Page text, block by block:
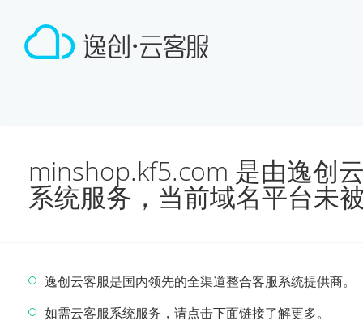
minshop.kf5.com 是由逸创
系统服务，当前域名平台未
逸创云客服是国内领先的全渠道整合客服系统提供商。
如需云客服系统服务，请点击下面链接了解更多。